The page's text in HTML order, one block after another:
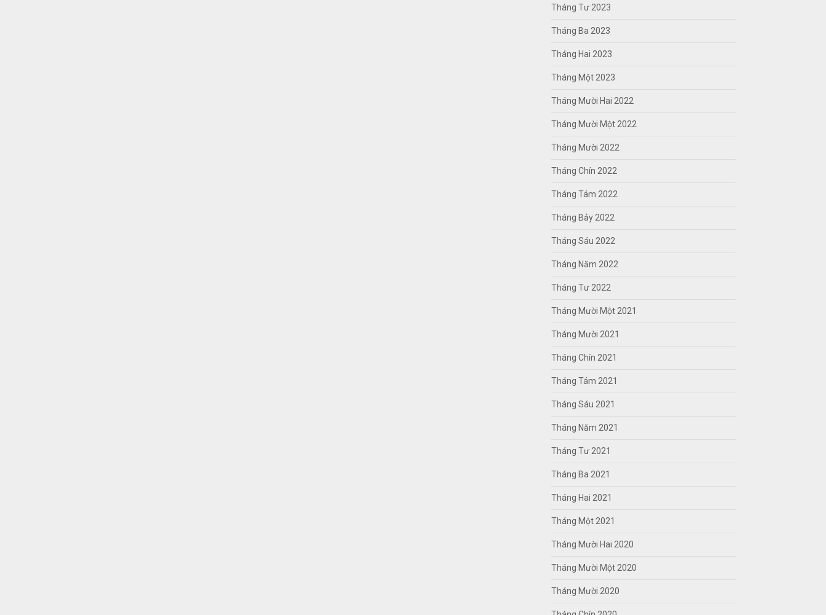
Tháng Tư 2023
Tháng Ba 2023
Tháng Hai 2023
Tháng Một 2023
Tháng Mười Hai 2022
Tháng Mười Một 2022
Tháng Mười 2022
Tháng Chín 2022
Tháng Tám 2022
Tháng Bảy 2022
Tháng Sáu 2022
Tháng Năm 2022
Tháng Tư 2022
Tháng Mười Một 2021
Tháng Mười 2021
Tháng Chín 2021
Tháng Tám 2021
Tháng Sáu 2021
Tháng Năm 2021
Tháng Tư 2021
Tháng Ba 2021
Tháng Hai 2021
Tháng Một 2021
Tháng Mười Hai 2020
Tháng Mười Một 2020
Tháng Mười 2020